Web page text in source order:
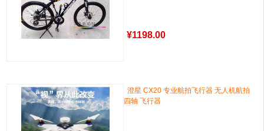
¥1198.00
澄星 CX20 专业航拍飞行器 无人机航拍
四轴 飞行器